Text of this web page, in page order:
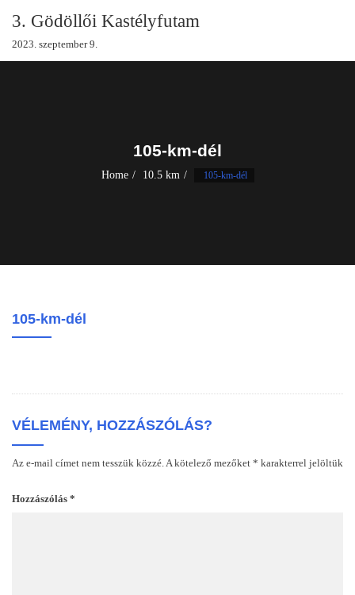
content
3. Gödöllői Kastélyfutam
2023. szeptember 9.
105-km-dél
Home 10.5 km 105-km-dél
105-km-dél
VÉLEMÉNY, HOZZÁSZÓLÁS?
Az e-mail címet nem tesszük közzé.A kötelező mezőket * karakterrel jelöltük
Hozzászólás *